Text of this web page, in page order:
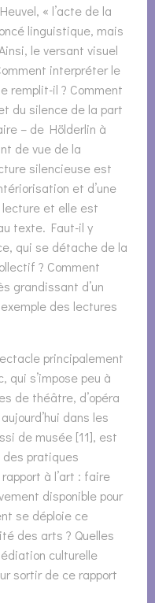
« l’acte de la
linguistique, mais
le versant visuel
interpréter le
remplit-il ? Comment
du silence de la part
– de Hölderlin à
de vue de la
silencieuse est
et d’une
et elle est
texte. Faut-il y
qui se détache de la
? Comment
grandissant d’un
des lectures
principalement
qui s’impose peu à
de théâtre, d’opéra
dans les
de musée [11], est
des pratiques
à l’art : faire
disponible pour
se déploie ce
des arts ? Quelles
culturelle
sortir de ce rapport